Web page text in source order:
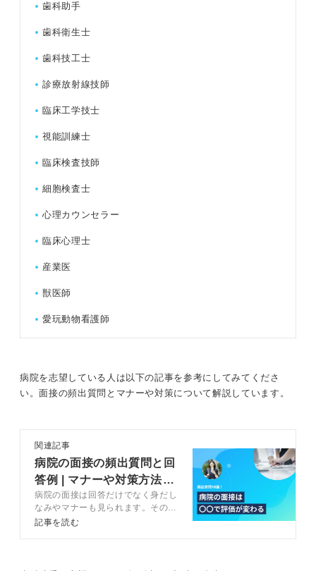
歯科助手
歯科衛生士
歯科技工士
診療放射線技師
臨床工学技士
視能訓練士
臨床検査技師
細胞検査士
心理カウンセラー
臨床心理士
産業医
獣医師
愛玩動物看護師
病院を志望している人は以下の記事を参考にしてみてくださ
い。面接の頻出質問とマナーや対策について解説しています。
関連記事
病院の面接の頻出質問と回
答例 | マナーや対策方法も
併せて解説
病院の面接は回答だけでなく身だし
なみやマナーも見られます。そのた
め、入念な準備が必要。この記事で
記事を読む